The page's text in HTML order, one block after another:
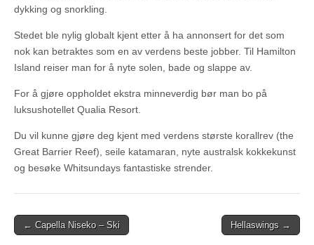
dykking og snorkling.
Stedet ble nylig globalt kjent etter å ha annonsert for det som
nok kan betraktes som en av verdens beste jobber. Til Hamilton
Island reiser man for å nyte solen, bade og slappe av.
For å gjøre oppholdet ekstra minneverdig bør man bo på
luksushotellet Qualia Resort.
Du vil kunne gjøre deg kjent med verdens største korallrev (the
Great Barrier Reef), seile katamaran, nyte australsk kokkekunst
og besøke Whitsundays fantastiske strender.
Post
← Capella Niseko – Ski Hellaswings →